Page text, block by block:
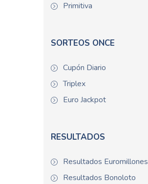
Primitiva
SORTEOS ONCE
Cupón Diario
Triplex
Euro Jackpot
RESULTADOS
Resultados Euromillones
Resultados Bonoloto